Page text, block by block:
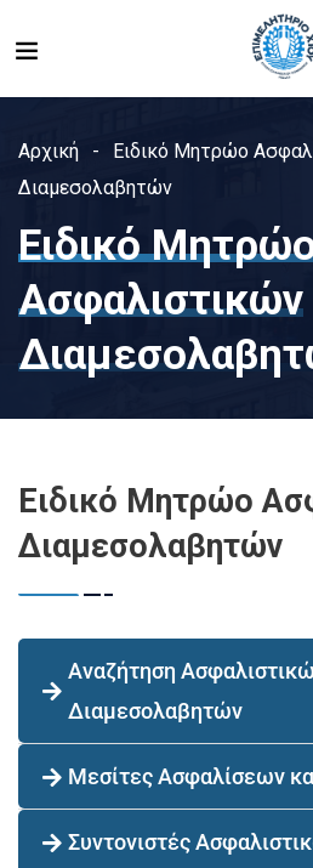
Αρχική
Ειδικό Μητρώο
Διαμεσολαβητών
Ειδικό
Ασφαλιστικών
Ειδικό Μητρώο
Διαμεσολαβητών
Αναζήτηση
Διαμεσολαβητών
Μεσίτες Ασφαλίσεων
Συντονιστές